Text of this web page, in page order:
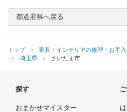
都道府県へ戻る
トップ 家具・インテリアの修理・お手
埼玉県
さいたま市
探す
おまかせマイスター